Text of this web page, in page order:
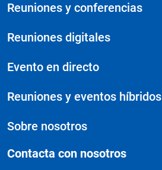
Reuniones y conferencias
Reuniones digitales
Evento en directo
Reuniones y eventos híbridos
Sobre nosotros
Contacta con nosotros